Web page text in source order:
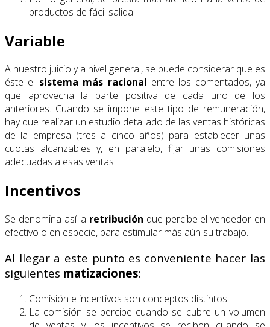
productos de fácil salida
Variable
A nuestro juicio y a nivel general, se puede considerar que es
éste el sistema más racional entre los comentados, ya
que aprovecha la parte positiva de cada uno de los
anteriores. Cuando se impone este tipo de remuneración,
hay que realizar un estudio detallado de las ventas históricas
de la empresa (tres a cinco años) para establecer unas
cuotas alcanzables y, en paralelo, fijar unas comisiones
adecuadas a esas ventas.
Incentivos
Se denomina así la retribución que percibe el vendedor en
efectivo o en especie, para estimular más aún su trabajo.
Al llegar a este punto es conveniente hacer las
siguientes matizaciones:
Comisión e incentivos son conceptos distintos
La comisión se percibe cuando se cubre un volumen